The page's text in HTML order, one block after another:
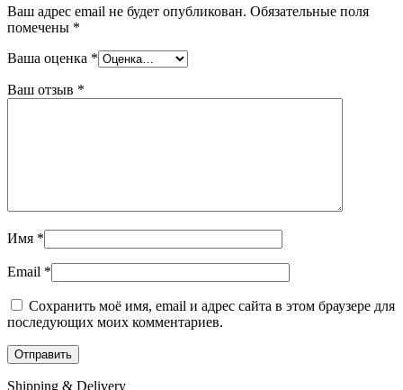
Ваш адрес email не будет опубликован. Обязательные поля
помечены *
Ваша оценка *
Ваш отзыв *
Имя *
Email *
Сохранить моё имя, email и адрес сайта в этом браузере для
последующих моих комментариев.
Shipping & Delivery